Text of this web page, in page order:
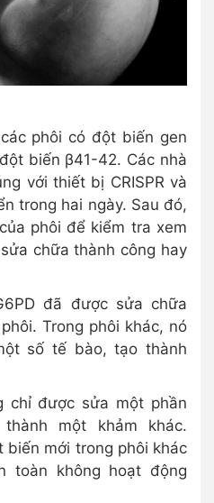
phôi có đột biến gen
biến β41-42. Các nhà
với thiết bị CRISPR và
trong hai ngày. Sau đó,
phôi để kiểm tra xem
chữa thành công hay
đã được sửa chữa
Trong phôi khác, nó
số tế bào, tạo thành
chỉ được sửa một phần
một khảm khác.
biến mới trong phôi khác
toàn không hoạt động